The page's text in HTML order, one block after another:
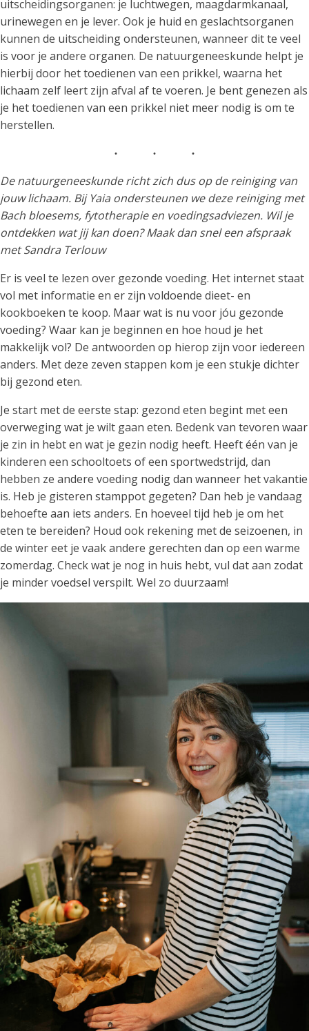
uitscheidingsorganen: je luchtwegen, maagdarmkanaal,
urinewegen en je lever. Ook je huid en geslachtsorganen
kunnen de uitscheiding ondersteunen, wanneer dit te veel
is voor je andere organen. De natuurgeneeskunde helpt je
hierbij door het toedienen van een prikkel, waarna het
lichaam zelf leert zijn afval af te voeren. Je bent genezen als
je het toedienen van een prikkel niet meer nodig is om te
herstellen.
De natuurgeneeskunde richt zich dus op de reiniging van
jouw lichaam. Bij Yaia ondersteunen we deze reiniging met
Bach bloesems, fytotherapie en voedingsadviezen. Wil je
ontdekken wat jij kan doen? Maak dan snel een afspraak
met Sandra Terlouw
Er is veel te lezen over gezonde voeding. Het internet staat
vol met informatie en er zijn voldoende dieet- en
kookboeken te koop. Maar wat is nu voor jóu gezonde
voeding? Waar kan je beginnen en hoe houd je het
makkelijk vol? De antwoorden op hierop zijn voor iedereen
anders. Met deze zeven stappen kom je een stukje dichter
bij gezond eten.
Je start met de eerste stap: gezond eten begint met een
overweging wat je wilt gaan eten. Bedenk van tevoren waar
je zin in hebt en wat je gezin nodig heeft. Heeft één van je
kinderen een schooltoets of een sportwedstrijd, dan
hebben ze andere voeding nodig dan wanneer het vakantie
is. Heb je gisteren stamppot gegeten? Dan heb je vandaag
behoefte aan iets anders. En hoeveel tijd heb je om het
eten te bereiden? Houd ook rekening met de seizoenen, in
de winter eet je vaak andere gerechten dan op een warme
zomerdag. Check wat je nog in huis hebt, vul dat aan zodat
je minder voedsel verspilt. Wel zo duurzaam!